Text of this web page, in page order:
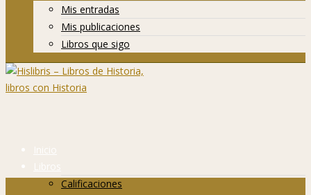
Mis entradas
Mis publicaciones
Libros que sigo
Inicio
Libros
Calificaciones